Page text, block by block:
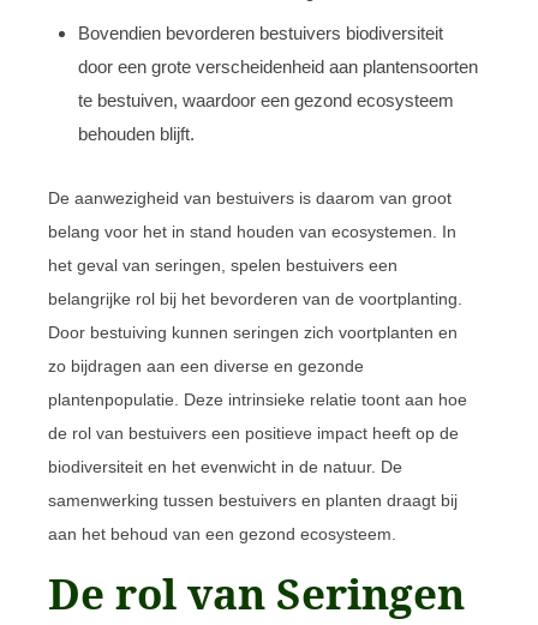
Bovendien bevorderen bestuivers biodiversiteit
door een grote verscheidenheid aan plantensoorten
te bestuiven, waardoor een gezond ecosysteem
behouden blijft.
De aanwezigheid van bestuivers is daarom van groot
belang voor het in stand houden van ecosystemen. In
het geval van seringen, spelen bestuivers een
belangrijke rol bij het bevorderen van de voortplanting.
Door bestuiving kunnen seringen zich voortplanten en
zo bijdragen aan een diverse en gezonde
plantenpopulatie. Deze intrinsieke relatie toont aan hoe
de rol van bestuivers een positieve impact heeft op de
biodiversiteit en het evenwicht in de natuur. De
samenwerking tussen bestuivers en planten draagt bij
aan het behoud van een gezond ecosysteem.
De rol van Seringen